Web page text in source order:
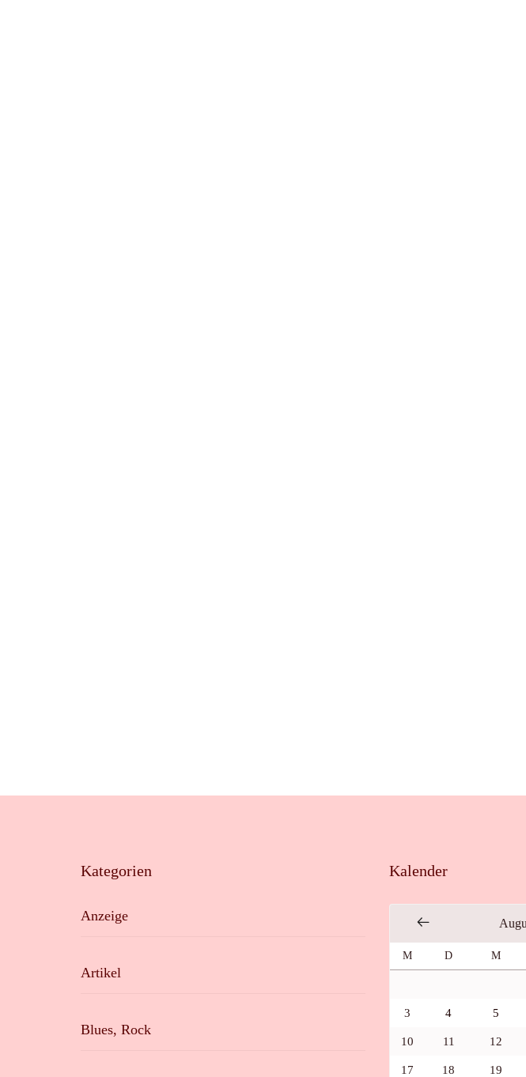
Kategorien
Anzeige
Artikel
Blues, Rock
Kalender
M D M
3 4 5
10 11 12
17 18 19